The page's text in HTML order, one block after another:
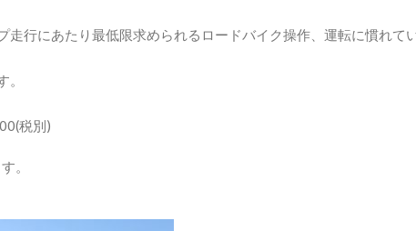
行にあたり最低限求められるロードバイク操作、運転に慣れて
税別)
。